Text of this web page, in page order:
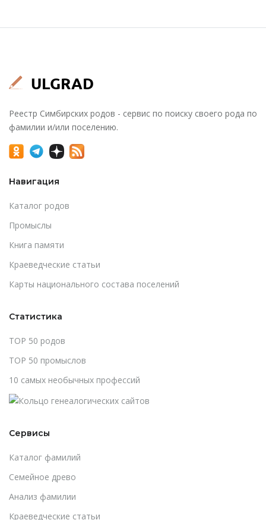
Реестр Симбирских родов - сервис по поиску своего рода по
фамилии и/или поселению.
Навигация
Каталог родов
Промыслы
Книга памяти
Краеведческие статьи
Карты национального состава поселений
Статистика
TOP 50 родов
TOP 50 промыслов
10 самых необычных профессий
Сервисы
Каталог фамилий
Cемейное древо
Анализ фамилии
Краеведческие статьи